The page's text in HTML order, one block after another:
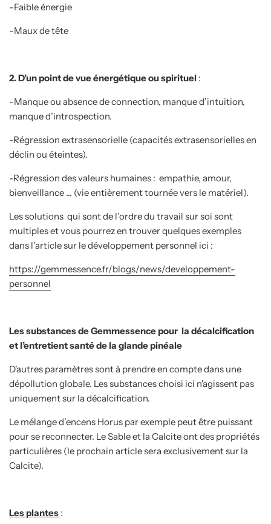
-Faible énergie
-Maux de tête
2. D’un point de vue énergétique ou spirituel :
-Manque ou absence de connection, manque d’intuition,
manque d’introspection.
-Régression extrasensorielle (capacités extrasensorielles en
déclin ou éteintes).
-Régression des valeurs humaines : empathie, amour,
bienveillance … (vie entièrement tournée vers le matériel).
Les solutions qui sont de l’ordre du travail sur soi sont
multiples et vous pourrez en trouver quelques exemples
dans l’article sur le développement personnel ici :
https://gemmessence.fr/blogs/news/developpement-
personnel
Les substances de Gemmessence pour la décalcification
et l’entretient santé de la glande pinéale
D'autres paramètres sont à prendre en compte dans une
dépollution globale. Les substances choisi ici n'agissent pas
uniquement sur la décalcification.
Le mélange d’encens Horus par exemple peut être puissant
pour se reconnecter. Le Sable et la Calcite ont des propriétés
particulières (le prochain article sera exclusivement sur la
Calcite).
Les plantes :